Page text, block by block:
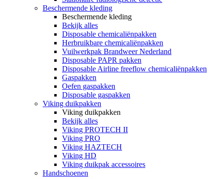
Beschermende kleding
Beschermende kleding
Bekijk alles
Disposable chemicaliënpakken
Herbruikbare chemicaliënpakken
Vuilwerkpak Brandweer Nederland
Disposable PAPR pakken
Disposable Airline freeflow chemicaliënpakken
Gaspakken
Oefen gaspakken
Disposable gaspakken
Viking duikpakken
Viking duikpakken
Bekijk alles
Viking PROTECH II
Viking PRO
Viking HAZTECH
Viking HD
Viking duikpak accessoires
Handschoenen